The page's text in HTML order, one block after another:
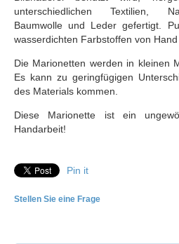
unterschiedlichen Textilien,
Baumwolle und Leder gefertigt.
wasserdichten Farbstoffen von Hand
Die Marionetten werden in kleinen
Es kann zu geringfügigen
des Materials kommen.
Diese Marionette ist ein
Handarbeit!
Pin it
Stellen Sie eine Frage